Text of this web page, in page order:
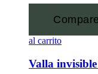
Compare
al carrito
Valla